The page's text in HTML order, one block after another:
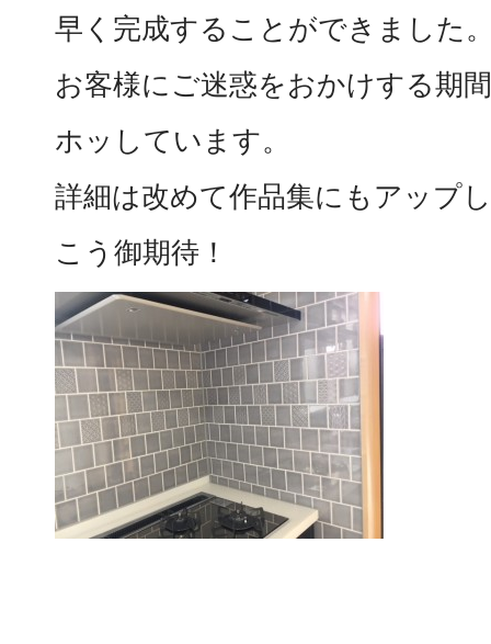
早く完成することができました
お客様にご迷惑をおかけする期
ホッしています。
詳細は改めて作品集にもアップ
こう御期待！